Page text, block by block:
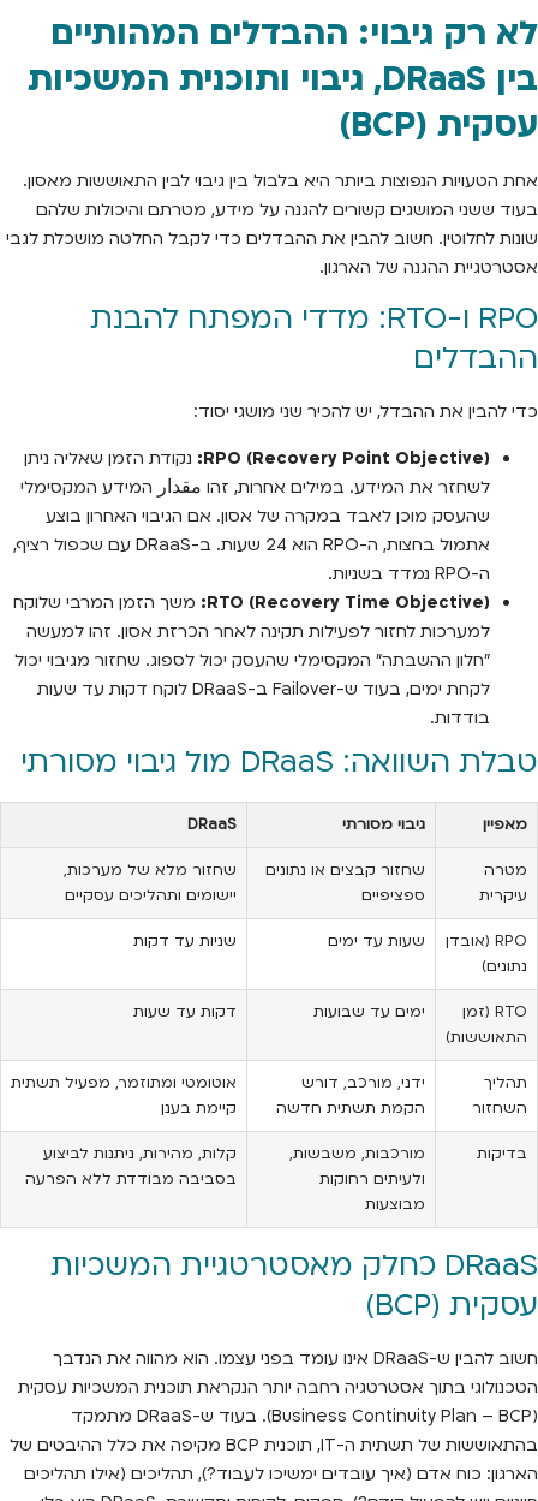
לא רק גיבוי: ההבדלים המהותיים
בין DRaaS, גיבוי ותוכנית המשכיות
עסקית (BCP)
אחת הטעויות הנפוצות ביותר היא בלבול בין גיבוי לבין התאוששות מאסון.
בעוד ששני המושגים קשורים להגנה על מידע, מטרתם והיכולות שלהם
שונות לחלוטין. חשוב להבין את ההבדלים כדי לקבל החלטה מושכלת לגבי
אסטרטגיית ההגנה של הארגון.
RPO ו-RTO: מדדי המפתח להבנת
ההבדלים
כדי להבין את ההבדל, יש להכיר שני מושגי יסוד:
RPO (Recovery Point Objective): נקודת הזמן שאליה ניתן
לשחזר את המידע. במילים אחרות, זהו مقدار המידע המקסימלי
שהעסק מוכן לאבד במקרה של אסון. אם הגיבוי האחרון בוצע
אתמול בחצות, ה-RPO הוא 24 שעות. ב-DRaaS עם שכפול רציף,
ה-RPO נמדד בשניות.
RTO (Recovery Time Objective): משך הזמן המרבי שלוקח
למערכות לחזור לפעילות תקינה לאחר הכרזת אסון. זהו למעשה
"חלון ההשבתה" המקסימלי שהעסק יכול לספוג. שחזור מגיבוי יכול
לקחת ימים, בעוד ש-Failover ב-DRaaS לוקח דקות עד שעות
בודדות.
טבלת השוואה: DRaaS מול גיבוי מסורתי
מאפיין גיבוי מסורתי DRaaS
מטרה
עיקרית
שחזור קבצים או נתונים
ספציפיים
שחזור מלא של מערכות,
יישומים ותהליכים עסקיים
RPO (אובדן
נתונים)
שעות עד ימים שניות עד דקות
RTO (זמן
התאוששות)
ימים עד שבועות דקות עד שעות
תהליך
השחזור
ידני, מורכב, דורש
הקמת תשתית חדשה
אוטומטי ומתוזמר, מפעיל תשתית
קיימת בענן
בדיקות
מורכבות, משבשות,
ולעיתים רחוקות
מבוצעות
קלות, מהירות, ניתנות לביצוע
בסביבה מבודדת ללא הפרעה
DRaaS כחלק מאסטרטגיית המשכיות
עסקית (BCP)
חשוב להבין ש-DRaaS אינו עומד בפני עצמו. הוא מהווה את הנדבך
הטכנולוגי בתוך אסטרטגיה רחבה יותר הנקראת תוכנית המשכיות עסקית
(Business Continuity Plan – BCP). בעוד ש-DRaaS מתמקד
בהתאוששות של תשתית ה-IT, תוכנית BCP מקיפה את כלל ההיבטים של
הארגון: כוח אדם (איך עובדים ימשיכו לעבוד?), תהליכים (אילו תהליכים